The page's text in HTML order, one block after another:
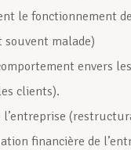
le fonctionnement
malade)
envers
clients).
l’entreprise
financière de